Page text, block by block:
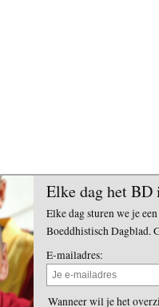
Elke dag het
Elke dag sturen we je
Boeddhistisch Dagblad.
E-mailadres:
Wanneer wil je het